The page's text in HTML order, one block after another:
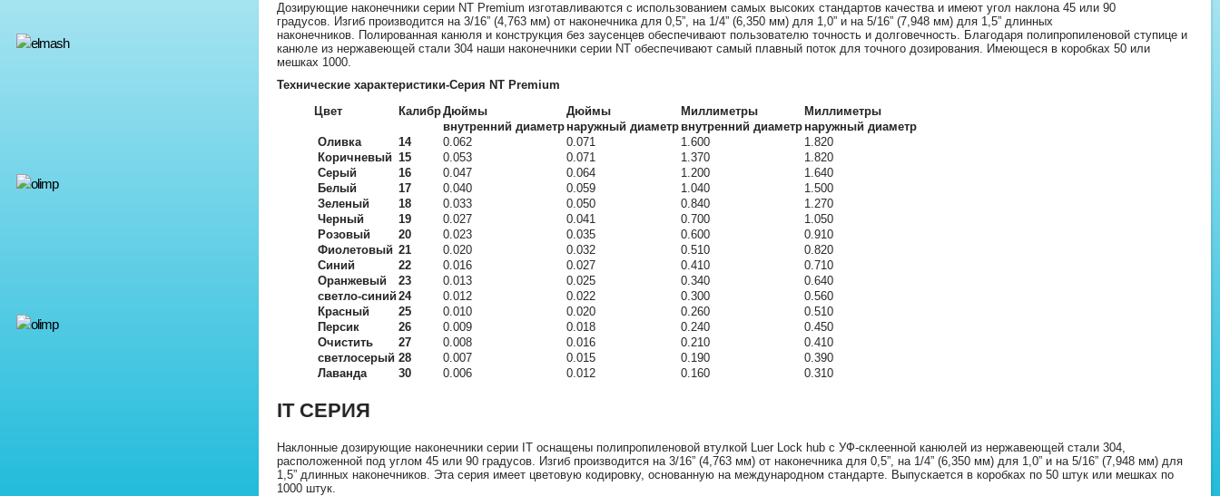
Дозирующие наконечники серии NT Premium изготавливаются с использованием самых высоких стандартов качества и имеют угол наклона 45 или 90
градусов. Изгиб производится на 3/16” (4,763 мм) от наконечника для 0,5”, на 1/4” (6,350 мм) для 1,0” и на 5/16” (7,948 мм) для 1,5” длинных
наконечников. Полированная канюля и конструкция без заусенцев обеспечивают пользователю точность и долговечность. Благодаря полипропиленовой ступице и
канюле из нержавеющей стали 304 наши наконечники серии NT обеспечивают самый плавный поток для точного дозирования. Имеющеся в коробках 50 или
мешках 1000.
Технические характеристики-Серия NT Premium
Цвет
КалибрДюймы Дюймы Миллиметры
Миллиметры
внутренний диаметр наружный диаметр внутренний диаметр наружный диаметр
Оливка
14 0.062 0.071 1.600
1.820
Коричневый 15 0.053 0.071 1.370
1.820
Серый
16 0.047 0.064 1.200
1.640
Белый
17 0.040 0.059 1.040
1.500
Зеленый
18 0.033 0.050 0.840
1.270
Черный
19 0.027 0.041 0.700
1.050
Розовый
20 0.023 0.035 0.600
0.910
Фиолетовый 21 0.020 0.032 0.510
0.820
Синий
22 0.016 0.027 0.410
0.710
Оранжевый
23 0.013 0.025 0.340
0.640
светло-синий 24 0.012 0.022 0.300
0.560
Красный
25 0.010 0.020 0.260
0.510
Персик
26 0.009 0.018 0.240
0.450
Очистить
27 0.008 0.016 0.210
0.410
светлосерый 28 0.007 0.015 0.190
0.390
Лаванда
30 0.006 0.012 0.160 0.310
IT СЕРИЯ
Наклонные дозирующие наконечники серии IT оснащены полипропиленовой втулкой Luer Lock hub с УФ-склеенной канюлей из нержавеющей стали 304,
расположенной под углом 45 или 90 градусов. Изгиб производится на 3/16” (4,763 мм) от наконечника для 0,5”, на 1/4” (6,350 мм) для 1,0” и на 5/16” (7,948 мм) для
1,5” длинных наконечников. Эта серия имеет цветовую кодировку, основанную на международном стандарте. Выпускается в коробках по 50 штук или мешках по
1000 штук.